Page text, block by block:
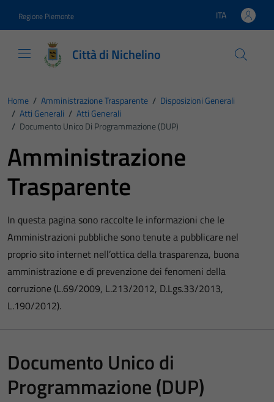
Regione Piemonte Lingua attiva:
ITA
Città di Nichelino
Home / Amministrazione Trasparente / Disposizioni Generali
/ Atti Generali / Atti Generali
/ Documento Unico Di Programmazione (DUP)
Amministrazione
Trasparente
In questa pagina sono raccolte le informazioni che le
Amministrazioni pubbliche sono tenute a pubblicare nel
proprio sito internet nell’ottica della trasparenza, buona
amministrazione e di prevenzione dei fenomeni della
corruzione (L.69/2009, L.213/2012, D.Lgs.33/2013,
L.190/2012).
Documento Unico di
Programmazione (DUP)